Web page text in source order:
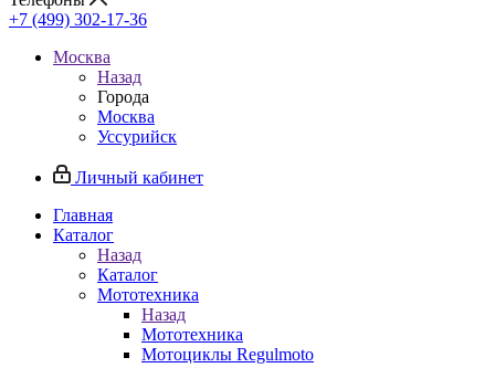
+7 (499) 302-17-36
Москва
Назад
Города
Москва
Уссурийск
Личный кабинет
Главная
Каталог
Назад
Каталог
Мототехника
Назад
Мототехника
Мотоциклы Regulmoto